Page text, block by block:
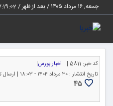
جمعه, ۱۶ مرداد ۱۴۰۵ / بعد از ظهر /
کد خبر: 5811 | اخبار بورس|
تاریخ انتشار : ۳۰ مرداد ۱۴۰۴ - ۱۸:۰۳ |
45